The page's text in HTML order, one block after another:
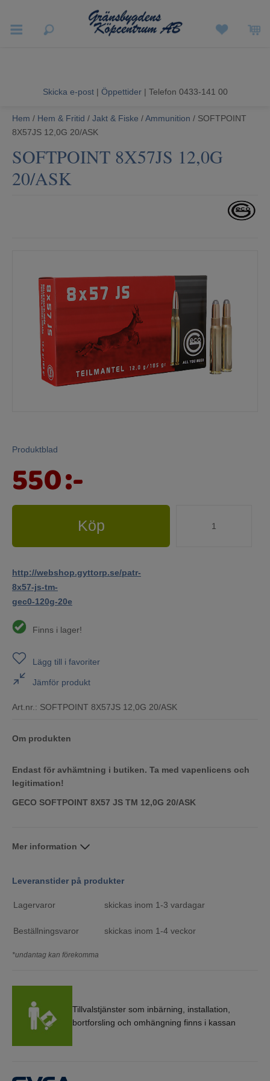
Sommarrea
Vitvaror
Mina sidor
Skicka e-post | Öppettider| Telefon 0433-141 00
Hem / Hem & Fritid / Jakt & Fiske /Ammunition / SOFTPOINT
8X57JS 12,0G 20/ASK
SOFTPOINT 8X57JS 12,0G
20/ASK
Produktblad
550:-
Köp
http://webshop.gyttorp.se/patr-
8x57-js-tm-
gec0-120g-20e
Finns i lager!
Lägg till i favoriter
Jämför produkt
Art.nr.: SOFTPOINT 8X57JS 12,0G 20/ASK
Om produkten
Endast för avhämtning i butiken. Ta med vapenlicens och
legitimation!
GECO SOFTPOINT 8X57 JS TM 12,0G 20/ASK
Mer information
Leveranstider på produkter
Lagervaror skickas inom 1-3 vardagar
Beställningsvaror skickas inom 1-4 veckor
*undantag kan förekomma
Tillvalstjänster som inbärning, installation,
bortforsling och omhängning finns i kassan